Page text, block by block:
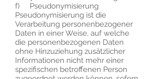
f) Pseudonymisierung
Pseudonymisierung ist die
Verarbeitung personenbezogener
Daten in einer Weise, auf welche
die personenbezogenen Daten
ohne Hinzuziehung zusätzlicher
Informationen nicht mehr einer
spezifischen betroffenen Person